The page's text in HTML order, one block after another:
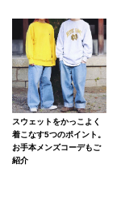
スウェットをかっこよく
着こなす5つのポイント。
お手本メンズコーデもご
紹介